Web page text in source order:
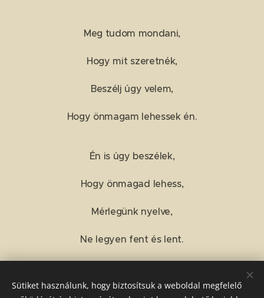
Meg tudom mondani,
Hogy mit szeretnék,
Beszélj úgy velem,
Hogy önmagam lehessek én.
Én is úgy beszélek,
Hogy önmagad lehess,
Mérlegünk nyelve,
Ne legyen fent és lent.
Share
Sütiket használunk, hogy biztosítsuk a weboldal megfelelő